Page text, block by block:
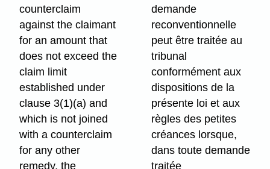
counterclaim
against the claimant
for an amount that
does not exceed the
claim limit
established under
clause 3(1)⁠(a) and
which is not joined
with a counterclaim
for any other
remedy, the
demande
reconventionnelle
peut être traitée au
tribunal
conformément aux
dispositions de la
présente loi et aux
règles des petites
créances lorsque,
dans toute demande
traitée